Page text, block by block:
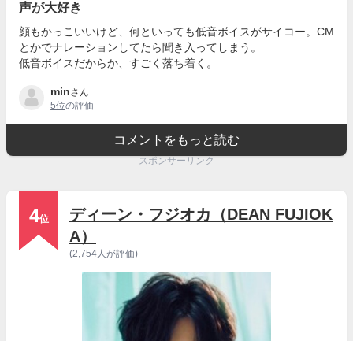
声が大好き
顔もかっこいいけど、何といっても低音ボイスがサイコー。CM
とかでナレーションしてたら聞き入ってしまう。
低音ボイスだからか、すごく落ち着く。
minさん
5位の評価
コメントをもっと読む
スポンサーリンク
4位
ディーン・フジオカ（DEAN FUJIOK
A）
(2,754人が評価)